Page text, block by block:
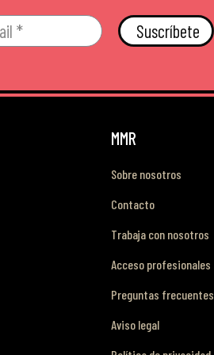
Suscríbete
MMR
Sobre nosotros
Contacto
Trabaja con nosotros
Acceso profesionales
Preguntas frecuentes
Aviso legal